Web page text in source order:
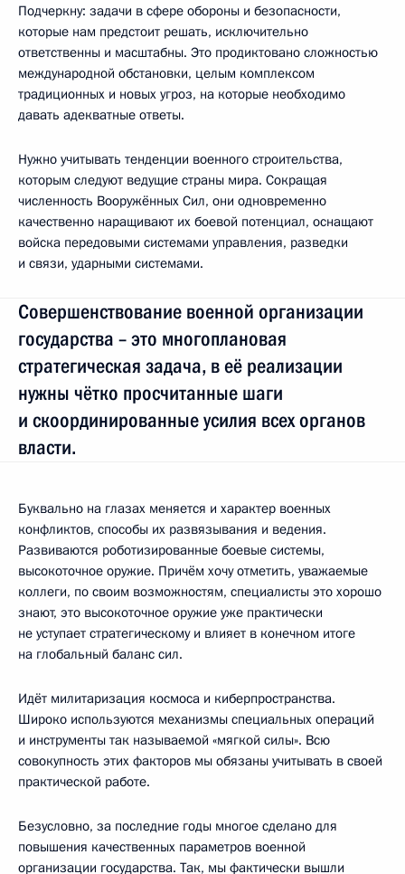
Подчеркну: задачи в сфере обороны и безопасности,
которые нам предстоит решать, исключительно
ответственны и масштабны. Это продиктовано сложностью
международной обстановки, целым комплексом
традиционных и новых угроз, на которые необходимо
давать адекватные ответы.
Нужно учитывать тенденции военного строительства,
которым следуют ведущие страны мира. Сокращая
численность Вооружённых Сил, они одновременно
качественно наращивают их боевой потенциал, оснащают
войска передовыми системами управления, разведки
и связи, ударными системами.
Совершенствование военной организации
государства – это многоплановая
стратегическая задача, в её реализации
нужны чётко просчитанные шаги
и скоординированные усилия всех органов
власти.
Буквально на глазах меняется и характер военных
конфликтов, способы их развязывания и ведения.
Развиваются роботизированные боевые системы,
высокоточное оружие. Причём хочу отметить, уважаемые
коллеги, по своим возможностям, специалисты это хорошо
знают, это высокоточное оружие уже практически
не уступает стратегическому и влияет в конечном итоге
на глобальный баланс сил.
Идёт милитаризация космоса и киберпространства.
Широко используются механизмы специальных операций
и инструменты так называемой «мягкой силы». Всю
совокупность этих факторов мы обязаны учитывать в своей
практической работе.
Безусловно, за последние годы многое сделано для
повышения качественных параметров военной
организации государства. Так, мы фактически вышли